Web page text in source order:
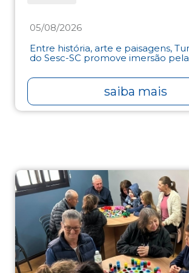
05/08/2026
Entre história, arte e paisagens,
do Sesc-SC promove imersão pela
saiba mais